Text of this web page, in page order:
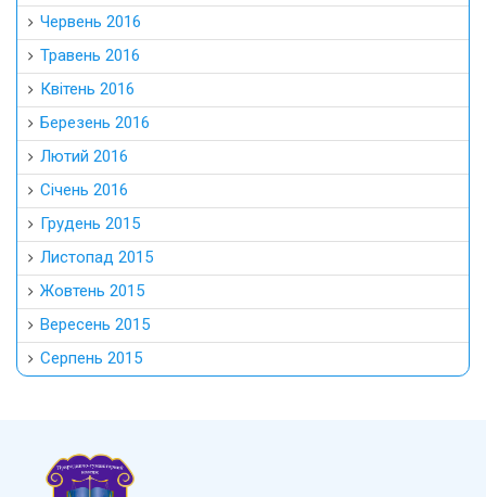
Червень 2016
Травень 2016
Квітень 2016
Березень 2016
Лютий 2016
Січень 2016
Грудень 2015
Листопад 2015
Жовтень 2015
Вересень 2015
Серпень 2015